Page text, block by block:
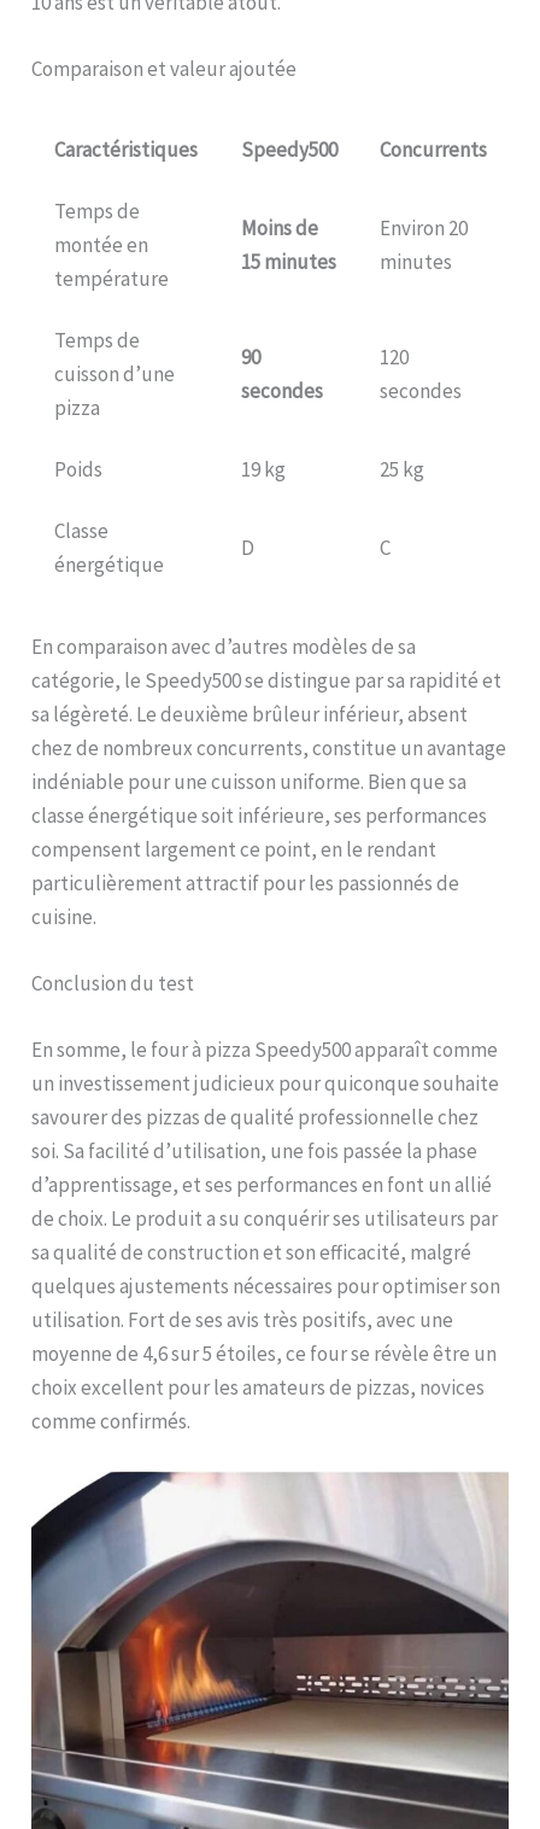
Comparaison et valeur ajoutée
Caractéristiques Speedy500 Concurrents
Temps de
montée en
température
Moins de
15 minutes
Environ 20
minutes
Temps de
cuisson d’une
pizza
90
secondes
120
secondes
Poids 19 kg 25 kg
Classe
énergétique
D C
En comparaison avec d’autres modèles de sa
catégorie, le Speedy500 se distingue par sa rapidité et
sa légèreté. Le deuxième brûleur inférieur, absent
chez de nombreux concurrents, constitue un avantage
indéniable pour une cuisson uniforme. Bien que sa
classe énergétique soit inférieure, ses performances
compensent largement ce point, en le rendant
particulièrement attractif pour les passionnés de
cuisine.
Conclusion du test
En somme, le four à pizza Speedy500 apparaît comme
un investissement judicieux pour quiconque souhaite
savourer des pizzas de qualité professionnelle chez
soi. Sa facilité d’utilisation, une fois passée la phase
d’apprentissage, et ses performances en font un allié
de choix. Le produit a su conquérir ses utilisateurs par
sa qualité de construction et son efficacité, malgré
quelques ajustements nécessaires pour optimiser son
utilisation. Fort de ses avis très positifs, avec une
moyenne de 4,6 sur 5 étoiles, ce four se révèle être un
choix excellent pour les amateurs de pizzas, novices
comme confirmés.